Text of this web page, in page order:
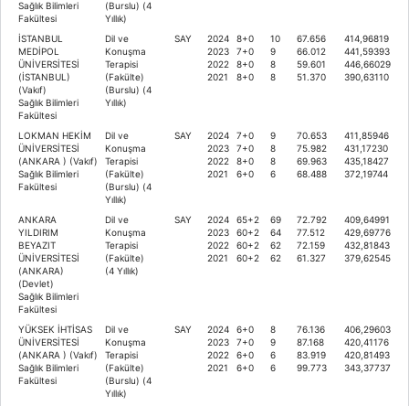
Sağlık Bilimleri
Fakültesi
(Burslu) (4
Yıllık)
İSTANBUL
MEDİPOL
ÜNİVERSİTESİ
(İSTANBUL)
(Vakıf)
Sağlık Bilimleri
Fakültesi
Dil ve
Konuşma
Terapisi
(Fakülte)
(Burslu) (4
Yıllık)
SAY
2024
2023
2022
2021
8+0
7+0
8+0
8+0
10
9
8
8
67.656
66.012
59.601
51.370
414,96819
441,59393
446,66029
390,63110
LOKMAN HEKİM
ÜNİVERSİTESİ
(ANKARA ) (Vakıf)
Sağlık Bilimleri
Fakültesi
Dil ve
Konuşma
Terapisi
(Fakülte)
(Burslu) (4
Yıllık)
SAY
2024
2023
2022
2021
7+0
7+0
8+0
6+0
9
8
8
6
70.653
75.982
69.963
68.488
411,85946
431,17230
435,18427
372,19744
ANKARA
YILDIRIM
BEYAZIT
ÜNİVERSİTESİ
(ANKARA)
(Devlet)
Sağlık Bilimleri
Fakültesi
Dil ve
Konuşma
Terapisi
(Fakülte)
(4 Yıllık)
SAY
2024
2023
2022
2021
65+2
60+2
60+2
60+2
69
64
62
62
72.792
77.512
72.159
61.327
409,64991
429,69776
432,81843
379,62545
YÜKSEK İHTİSAS
ÜNİVERSİTESİ
(ANKARA ) (Vakıf)
Sağlık Bilimleri
Fakültesi
Dil ve
Konuşma
Terapisi
(Fakülte)
(Burslu) (4
Yıllık)
SAY
2024
2023
2022
2021
6+0
7+0
6+0
6+0
8
9
6
6
76.136
87.168
83.919
99.773
406,29603
420,41176
420,81493
343,37737